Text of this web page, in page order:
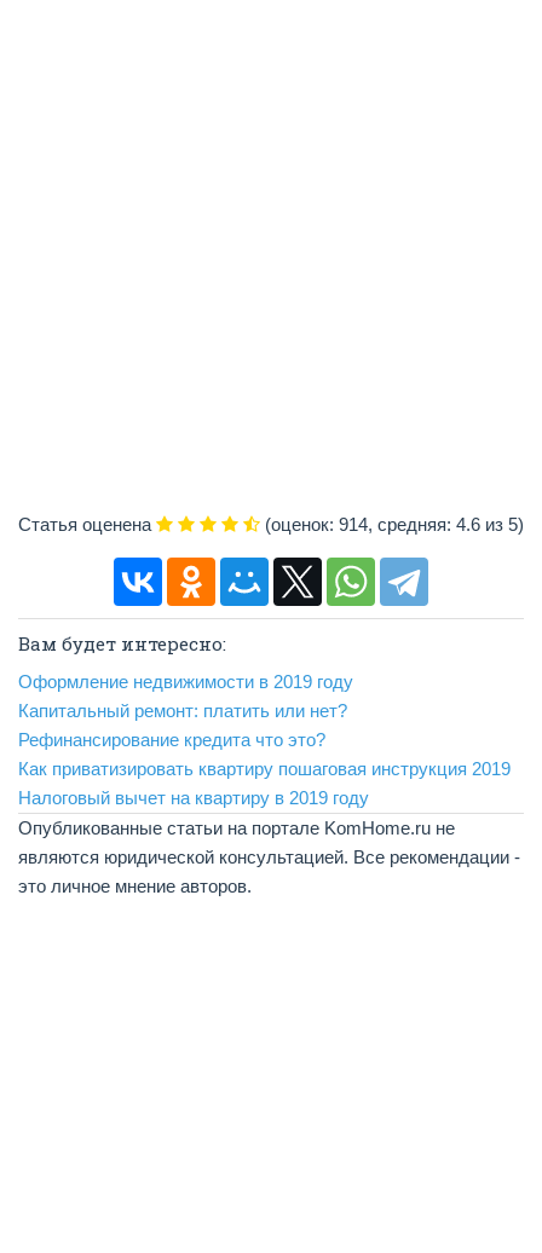
Статья оценена (оценок: 914, средняя: 4.6 из 5)
Вам будет интересно:
Оформление недвижимости в 2019 году
Капитальный ремонт: платить или нет?
Рефинансирование кредита что это?
Как приватизировать квартиру пошаговая инструкция 2019
Налоговый вычет на квартиру в 2019 году
Опубликованные статьи на портале KomHome.ru не
являются юридической консультацией. Все рекомендации -
это личное мнение авторов.